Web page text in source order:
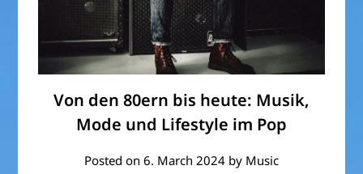
Von den 80ern bis heute: Musik,
Mode und Lifestyle im Pop
Posted on 6. March 2024 by Music